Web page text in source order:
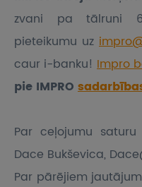
zvani pa tālruni
pieteikumu uz
caur i-banku! Impro
pie IMPRO
Par ceļojumu
Dace Bukševica,
Par pārējiem